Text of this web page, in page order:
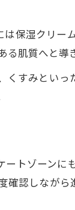
保湿クリー
肌質へと導
くすみといっ
ートゾーンに
確認しながら